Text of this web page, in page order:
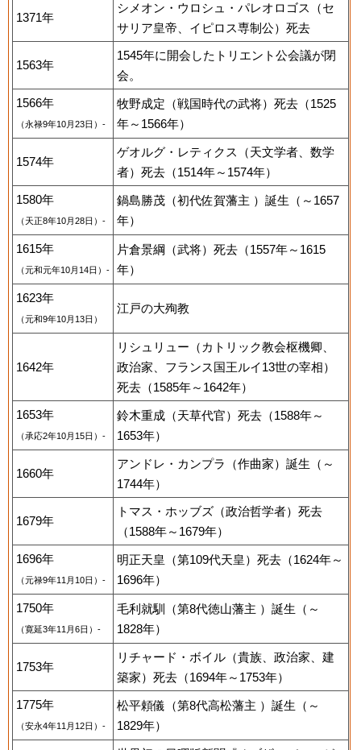
1371年
シメオン・ウロシュ・パレオロゴス（セ
サリア皇帝、イピロス専制公）死去
1563年
1545年に開会したトリエント公会議が閉
会。
1566年
（永禄9年10月23日）-
牧野成定（戦国時代の武将）死去（1525
年～1566年）
1574年
ゲオルグ・レティクス（天文学者、数学
者）死去（1514年～1574年）
1580年
（天正8年10月28日）-
鍋島勝茂（初代佐賀藩主 ）誕生（～1657
年）
1615年
（元和元年10月14日）-
片倉景綱（武将）死去（1557年～1615
年）
1623年
（元和9年10月13日）
江戸の大殉教
1642年
リシュリュー（カトリック教会枢機卿、
政治家、フランス国王ルイ13世の宰相）
死去（1585年～1642年）
1653年
（承応2年10月15日）-
鈴木重成（天草代官）死去（1588年～
1653年）
1660年
アンドレ・カンプラ（作曲家）誕生（～
1744年）
1679年
トマス・ホッブズ（政治哲学者）死去
（1588年～1679年）
1696年
（元禄9年11月10日）-
明正天皇（第109代天皇）死去（1624年～
1696年）
1750年
（寛延3年11月6日）-
毛利就馴（第8代徳山藩主 ）誕生（～
1828年）
1753年
リチャード・ボイル（貴族、政治家、建
築家）死去（1694年～1753年）
1775年
（安永4年11月12日）-
松平頼儀（第8代高松藩主 ）誕生（～
1829年）